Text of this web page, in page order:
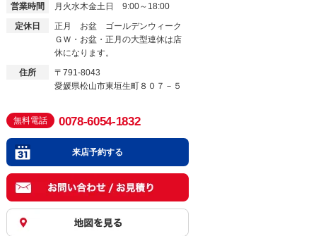
営業時間
月火水木金土日
9:00～18:00
定休日
正月 お盆 ゴールデンウィーク
ＧＷ・お盆・正月の大型連休は店
休になります。
住所
〒791-8043
愛媛県松山市東垣生町８０７－５
無料電話 0078-6054-1832
来店予約する